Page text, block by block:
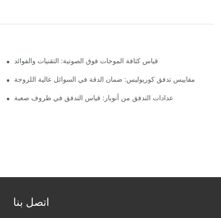
قياس كثافة الموجات فوق الصوتية: التقنيات والفوائد
مقاييس تدفق كوريوليس: ضمان الدقة في السوائل عالية اللزوجة
عدادات التدفق من أنوبار: قياس التدفق في ظروف صعبة
اتصل بنا